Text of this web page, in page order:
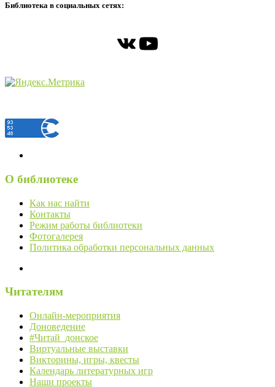
Библиотека в социальных сетях:
ВКонтакте
YouTube
О библиотеке
Как нас найти
Контакты
Режим работы библиотеки
Фотогалерея
Политика обработки персональных данных
Читателям
Онлайн-мероприятия
Доноведение
#Читай_донское
Виртуальные выставки
Викторины, игры, квесты
Календарь литературных игр
Наши проекты